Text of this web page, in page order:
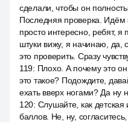
сделали, чтобы он
Последняя проверка.
просто интересно, ребят, я
штуки вижу, я начинаю, да,
это проверить. Сразу
119: Плохо. А почему это
это такое? Подождите,
ехать вверх ногами? Да ну
120: Слушайте, как
баллов. Не, ну,